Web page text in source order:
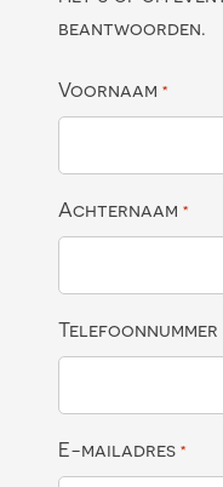
beantwoorden.
Voornaam *
Achternaam *
Telefoonnummer
E-mailadres *